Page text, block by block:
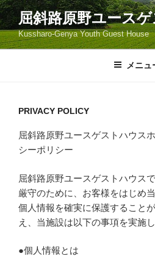
コ
ン
テ
ン
屈斜路原野ユース
Kussharo-Genya Youth Guest
メニュ
PRIVACY POLICY
屈斜路原野ユースゲストハウス
シーポリシー
屈斜路原野ユースゲストハウス
厳守のために、お客様をはじめ
個人情報を確実に保護すること
え、当施設は以下の事項を実施し
●個人情報とは